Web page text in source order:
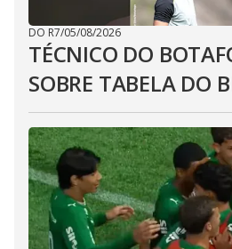
DO R7/05/08/2026
TÉCNICO DO
SOBRE TABELA DO